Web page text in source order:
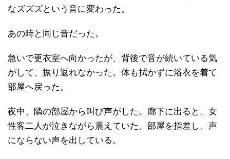
なズズズという音に変わった。
あの時と同じ音だった。
急いで更衣室へ向かったが、背後で音が続いている気
がして、振り返れなかった。体も拭かずに浴衣を着て
部屋へ戻った。
夜中、隣の部屋から叫び声がした。廊下に出ると、女
性客二人が泣きながら震えていた。部屋を指差し、声
にならない声を出している。